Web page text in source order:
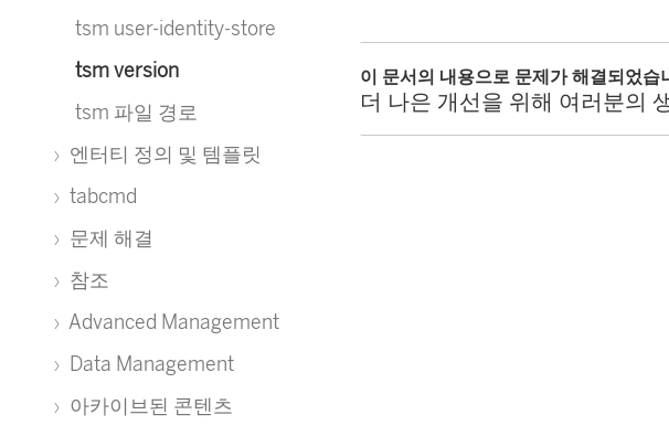
tsm user-identity-store
tsm version
tsm 파일 경로
엔터티 정의 및 템플릿
tabcmd
문제 해결
참조
Advanced Management
Data Management
아카이브된 콘텐츠
이 문서의 내용으로 문제가 해결되었습
더 나은 개선을 위해 여러분의